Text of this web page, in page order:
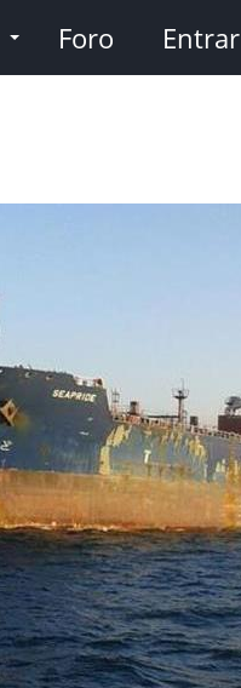
Foro Entrar